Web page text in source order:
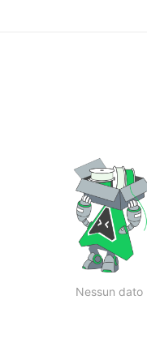
Nessun dato